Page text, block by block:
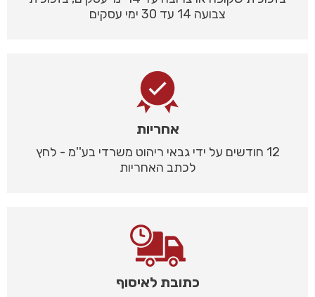
צבועה 14 עד 30 ימי עסקים
אחריות
12 חודשים על ידי גבאי ריהוט משרדי בע''מ - לחץ
לכתב האחריות
כתובת לאיסוף